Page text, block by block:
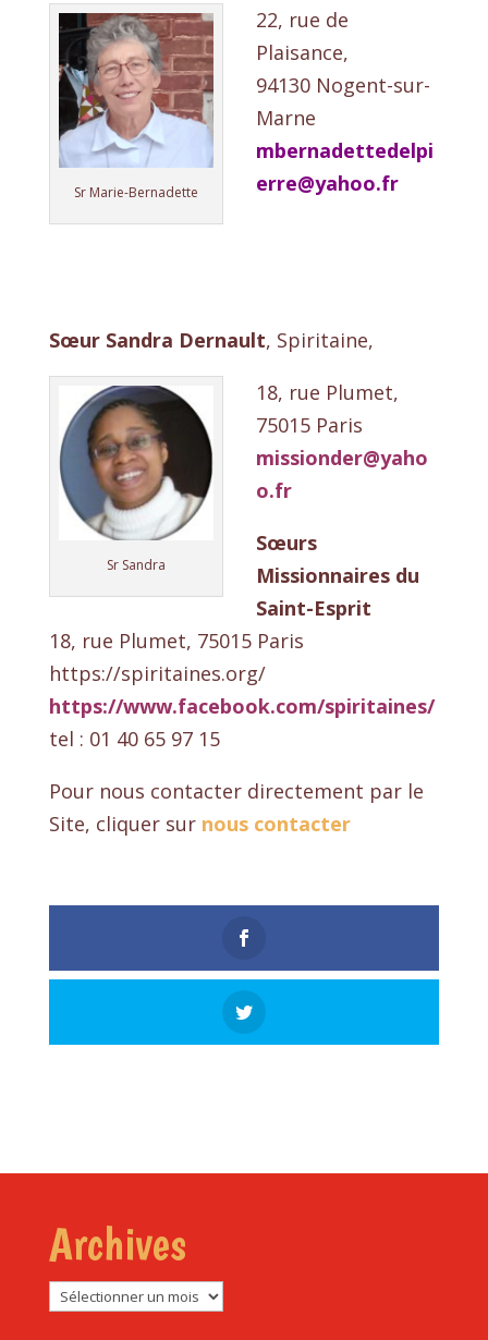
Sr Marie-Bernadette
22, rue de
Plaisance,
94130 Nogent-sur-
Marne
mbernadettedelpi
erre@yahoo.fr
Sœur Sandra Dernault, Spiritaine,
Sr Sandra
18, rue Plumet,
75015 Paris
missionder@yaho
o.fr
Sœurs
Missionnaires du
Saint-Esprit
18, rue Plumet, 75015 Paris
https://spiritaines.org/
https://www.facebook.com/spiritaines/
tel : 01 40 65 97 15
Pour nous contacter directement par le
Site, cliquer sur nous contacter
Archives
Archives